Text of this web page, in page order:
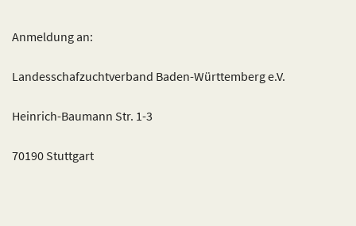
Anmeldung an:
Landesschafzuchtverband Baden-Württemberg e.V.
Heinrich-Baumann Str. 1-3
70190 Stuttgart